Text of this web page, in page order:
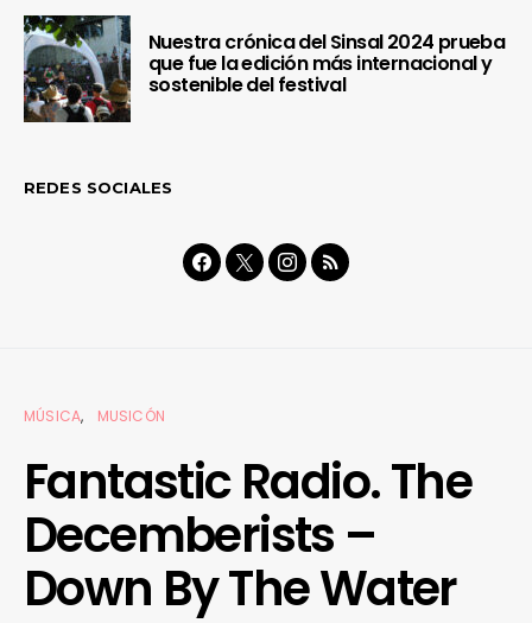
Nuestra crónica del Sinsal 2024 prueba
que fue la edición más internacional y
sostenible del festival
REDES SOCIALES
MÚSICA MUSICÓN
Fantastic Radio. The
Decemberists –
Down By The Water